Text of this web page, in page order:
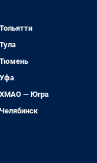
Тольятти
Тула
Тюмень
Уфа
ХМАО — Югра
Челябинск